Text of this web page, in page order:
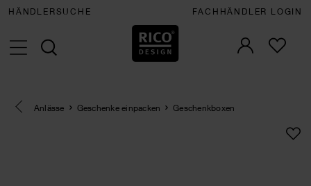
HÄNDLERSUCHE FACHHÄNDLER LOGIN
Eine Kategorie zurück navigieren
Anlässe Geschenke einpacken Geschenkboxen